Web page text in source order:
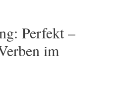
Perfekt –
im